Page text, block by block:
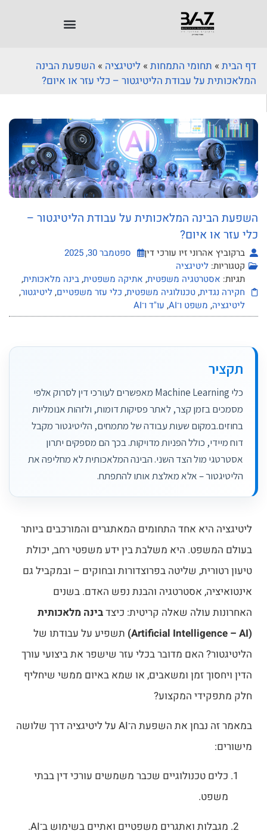
דף הבית » תחומי התמחות » ליטיגציה » השפעת הבינה
המלאכותית על עבודת הליטיגטור – כלי עזר או איום?
השפעת הבינה המלאכותית על עבודת הליטיגטור –
כלי עזר או איום?
ברקוביץ אהרוני זיו עורכי דין
ספטמבר 30, 2025
קטגוריות: ליטיגציה
תגיות: אסטרטגיה משפטית, אתיקה משפטית,בינה מלאכותית,
חקירה נגדית,טכנולוגיה משפטית, כלי עזר משפטיים, ליטיגטור,
ליטיגציה, משפט ו־AI , עו"ד ו־AI
תקציר
כלי Machine Learning מאפשרים לעורכי דין לסרוק אלפי
מסמכים בזמן קצר, לאתר פסיקות דומות, ולזהות אנומליות
בחוזים.במקום שעות עבודה של מתמחים, הליטיגטור מקבל
דוח מיידי, כולל הפניות מדויקות. בכך הם מספקים יתרון
אסטרטגי מול הצד השני. הבינה המלאכותית לא מחליפה את
הליטיגטור – אלא מאלצת אותו להתפתח.
ליטיגציה היא אחד התחומים המאתגרים והמורכבים ביותר
בעולם המשפט. היא משלבת בין ידע משפטי רחב, יכולת
טיעון רטורית, שליטה בפרוצדורות ובחוקים – ובמקביל גם
אינטואיציה, אסטרטגיה והבנת נפש האדם. בשנים
האחרונות עולה שאלה קריטית: כיצדבינה מלאכותית
(Artificial Intelligence – AI)
תשפיע על עבודתו של
הליטיגטור? האם מדובר בכלי עזר שישפר את ביצועי עורך
הדין ויחסוך זמן ומשאבים, או שמא באיום ממשי שיחליף
חלק מתפקידי המקצוע?
במאמר זה נבחן את השפעת ה־AI על ליטיגציה דרך שלושה
מישורים:
כלים טכנולוגיים שכבר משמשים עורכי דין בבתי
משפט.
מגבלות ואתגרים משפטיים ואתיים בשימוש ב־AI.